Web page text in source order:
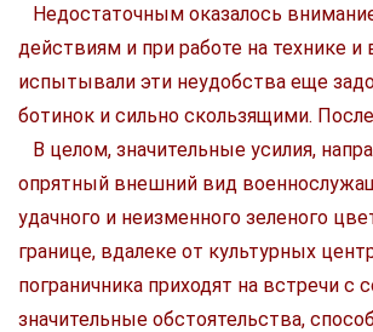
Недостаточным оказалось
действиям и при работе на технике
испытывали эти неудобства еще
ботинок и сильно скользящими.
В целом, значительные усилия,
опрятный внешний вид
удачного и неизменного зеленого
границе, вдалеке от культурных
пограничника приходят на встречи
значительные обстоятельства,